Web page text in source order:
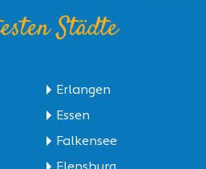
Städte
Erlangen
Essen
Falkensee